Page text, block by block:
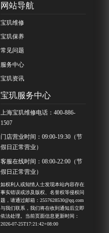
网站导航
宝玑维修
宝玑保养
常见问题
服务中心
宝玑资讯
宝玑服务中心
上海宝玑维修电话：400-886-
1507
门店营业时间：09:00-19:30（节
假日正常营业）
客服在线时间：08:00-22:00（节
假日正常营业）
如权利人或知情人士发现本站内容存在
事实错误或涉及版权、名誉权等侵权问
题，请通过邮箱：2557628530@qq.com
与我们联系，我们将在收到通知后立即
依法处理。当前页面信息更新时间：
2026-07-25T17:21:42+08:00